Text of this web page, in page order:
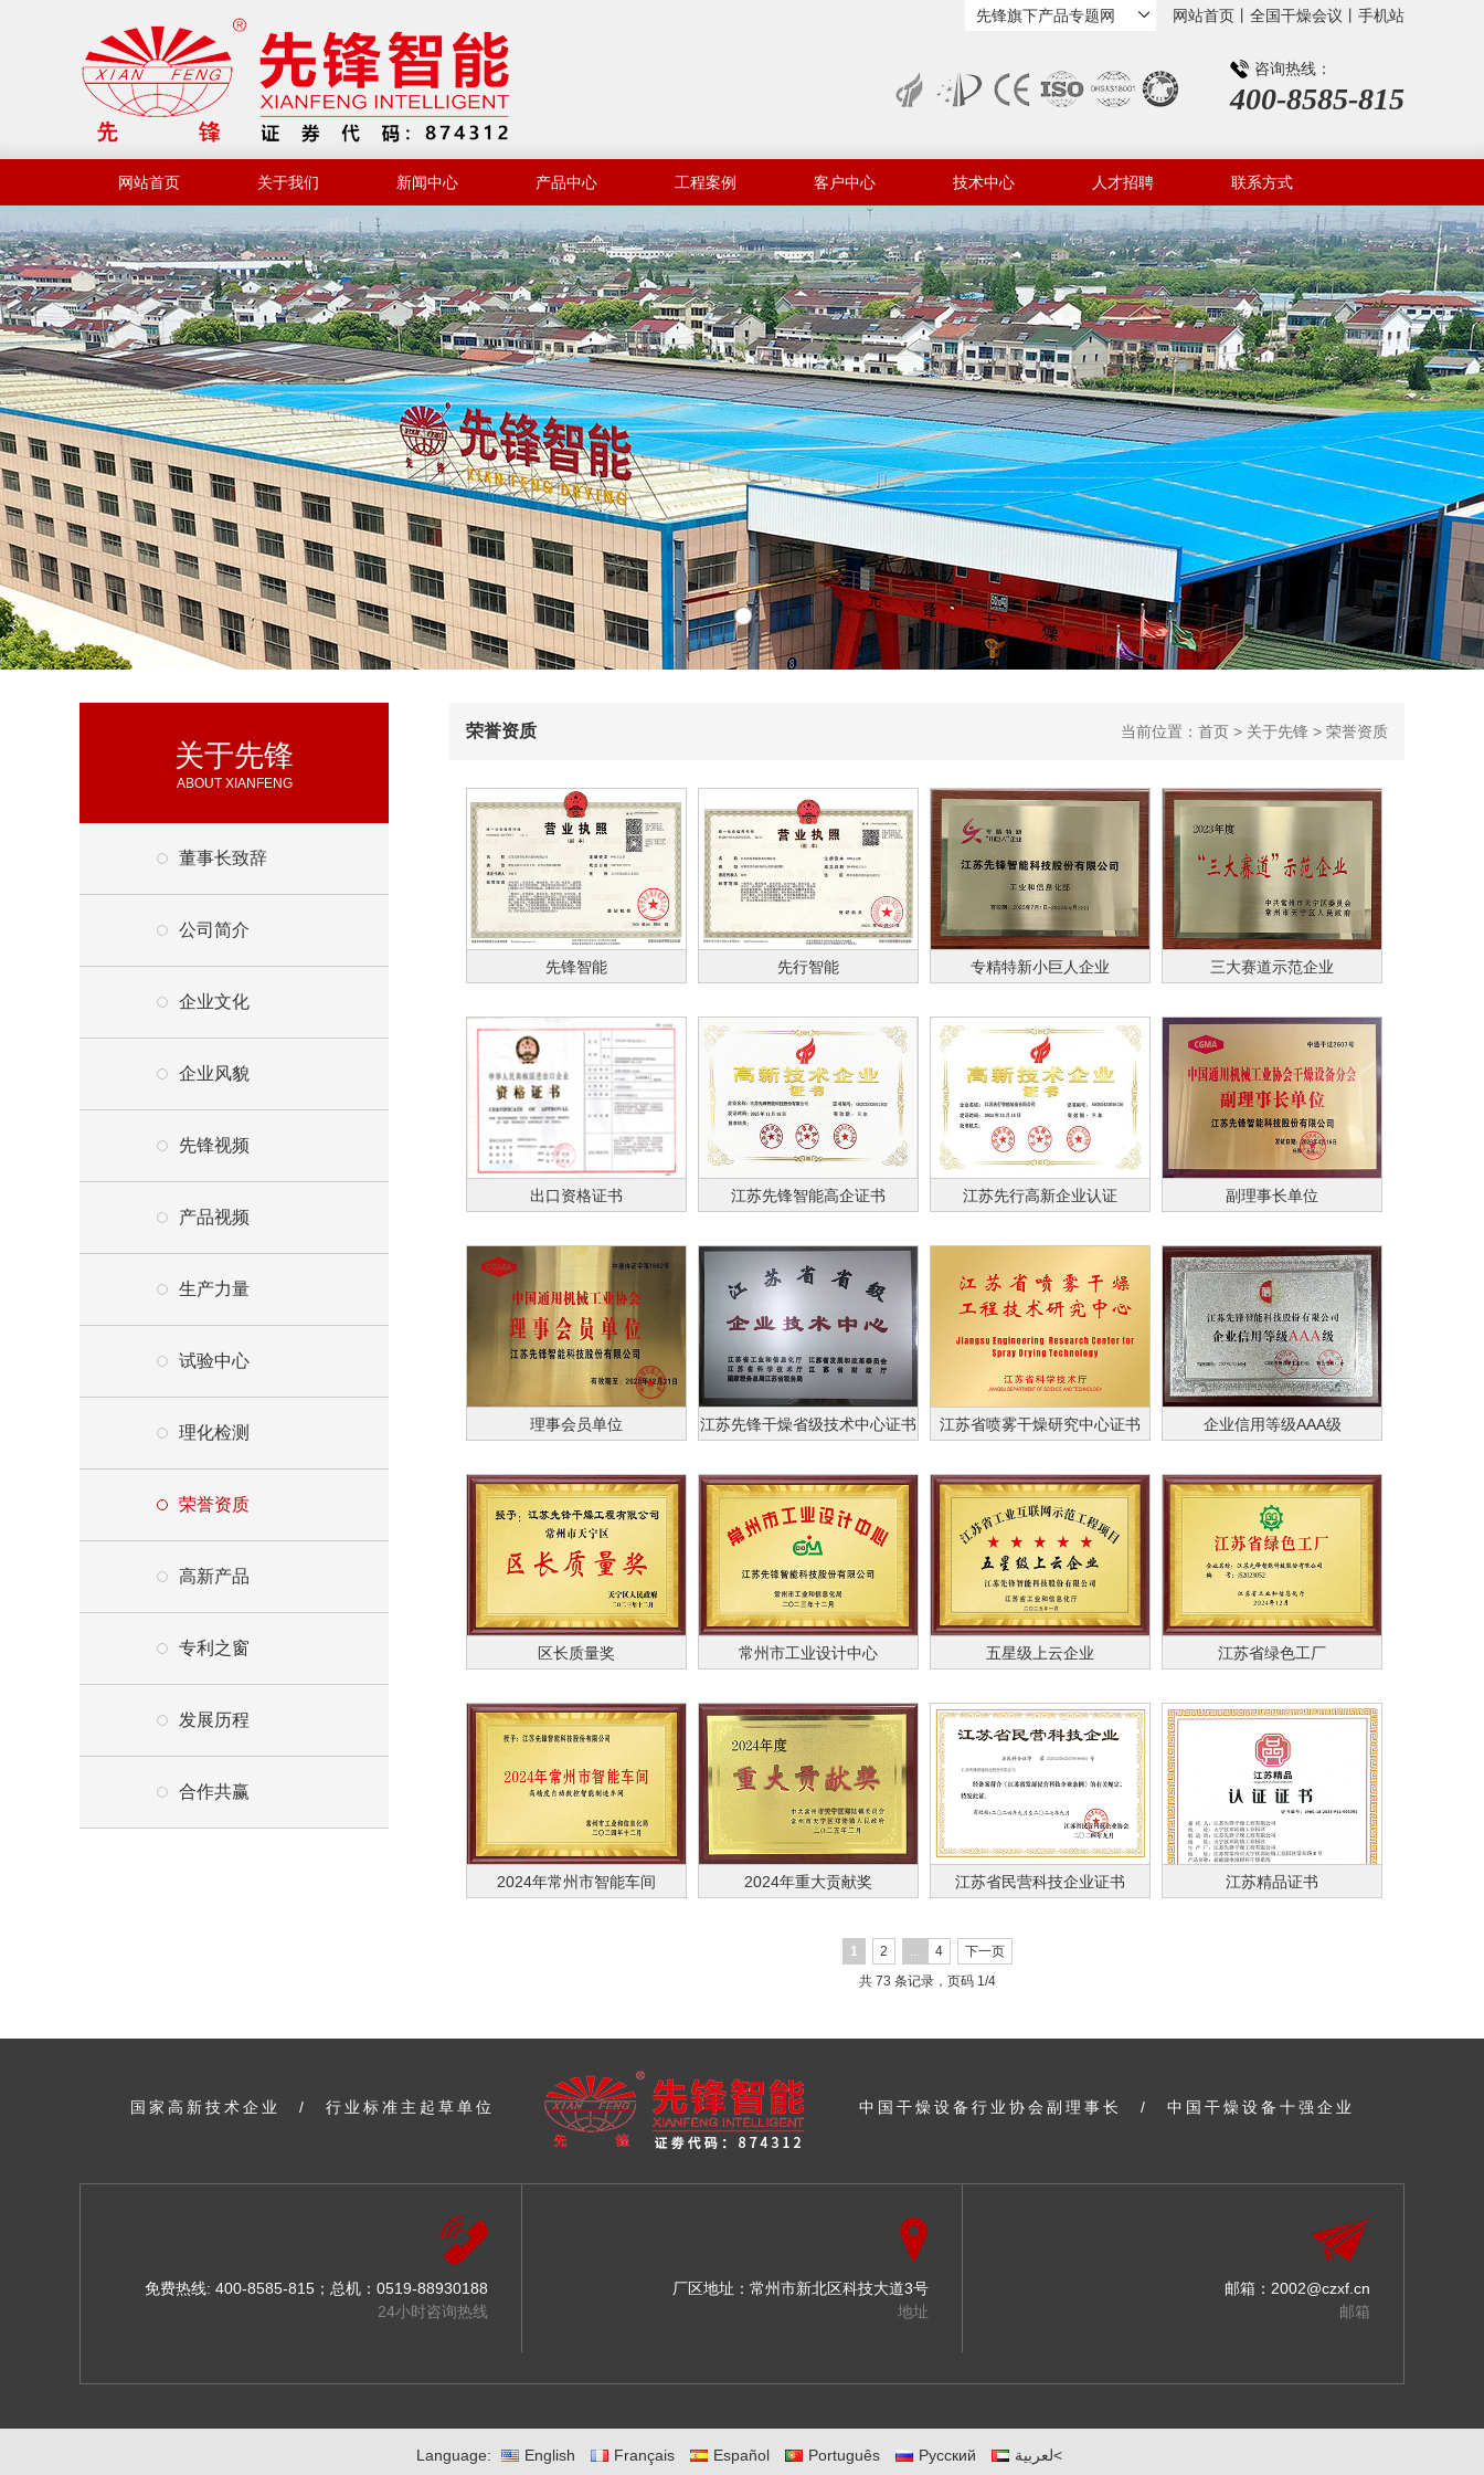
网站首页 全国干燥会议 手机站
先锋旗下产品专题网
咨询热线：
400-8585-815
网站首页 关于我们 新闻中心 产品中心 工程案例 客户中心 技术中心 人才招聘 联系方式
1
关于先锋
ABOUT XIANFENG
董事长致辞
公司简介
企业文化
企业风貌
先锋视频
产品视频
生产力量
试验中心
理化检测
荣誉资质
高新产品
专利之窗
发展历程
合作共赢
荣誉资质 当前位置： 首页 > 关于先锋 > 荣誉资质
先锋智能 先行智能 专精特新小巨人企业 三大赛道示范企业
出口资格证书 江苏先锋智能高企证书 江苏先行高新企业认证 副理事长单位
理事会员单位 江苏先锋干燥省级技术中心证书 江苏省喷雾干燥研究中心证书 企业信用等级AAA级
区长质量奖 常州市工业设计中心 五星级上云企业 江苏省绿色工厂
2024年常州市智能车间 2024年重大贡献奖 江苏省民营科技企业证书 江苏精品证书
1 2 ... 4
下一页
共 73 条记录，页码 1/4
国家高新技术企业 / 行业标准主起草单位 中国干燥设备行业协会副理事长 / 中国干燥设备十强企业
免费热线: 400-8585-815；总机：0519-88930188
24小时咨询热线
厂区地址：常州市新北区科技大道3号
地址
邮箱： 2002@czxf.cn
邮箱
Language: English Français Español Português Русский لعربية<